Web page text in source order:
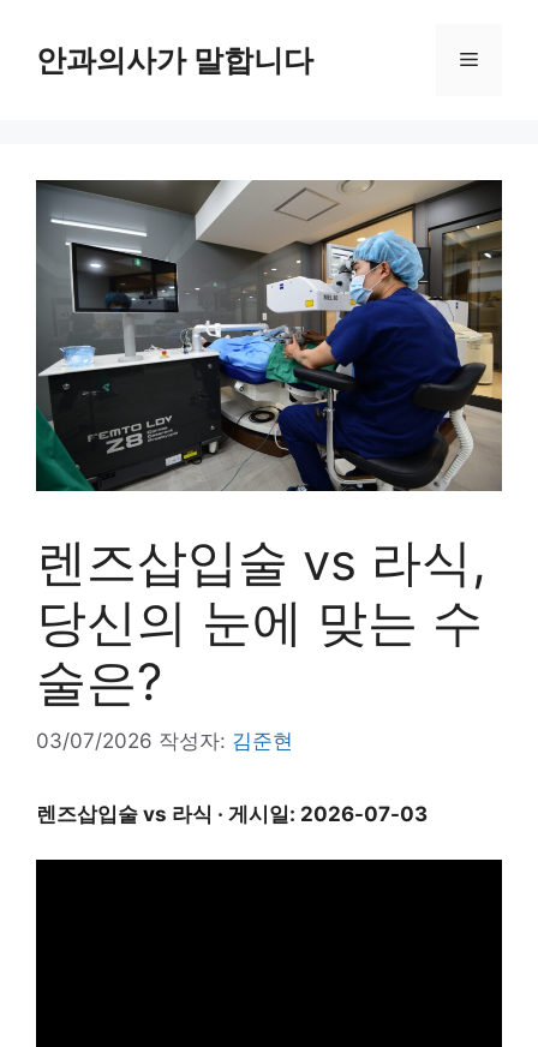
안과의사가 말합니다 메
렌즈삽입술 vs 라식,
당신의 눈에 맞는 수
술은?
03/07/2026 작성자: 김준현
렌즈삽입술 vs 라식 · 게시일: 2026-07-03